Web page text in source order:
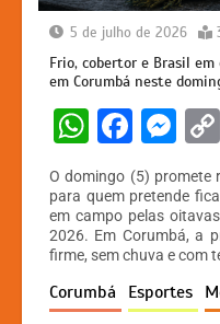
5 de julho de 2026
Frio, cobertor e Brasil
em Corumbá neste
W
h
at
s
A
p
F
a
c
e
b
o
M
s
s
e
n
O domingo (5) promete
para quem pretende
em campo pelas
2026. Em Corumbá, a
firme, sem chuva e com
Corumbá Esportes